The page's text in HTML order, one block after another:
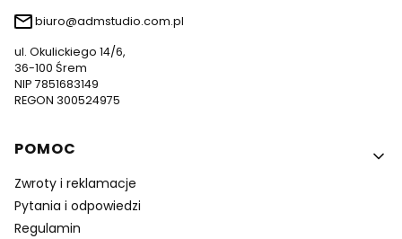
biuro@admstudio.com.pl
ul. Okulickiego 14/6,
36-100 Śrem
NIP 7851683149
REGON 300524975
Linki w stopce
POMOC
Zwroty i reklamacje
Pytania i odpowiedzi
Regulamin